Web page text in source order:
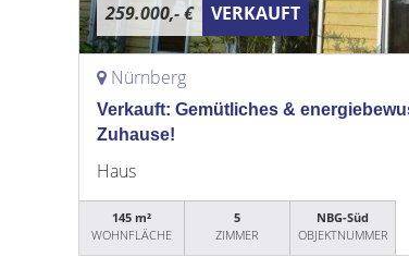
259.000,- € VERKAUFT
Nürnberg
Verkauft: Gemütliches &
Zuhause!
Haus
145 m²
WOHNFLÄCHE
5
ZIMMER
NBG-Süd
OBJEKTNUMMER